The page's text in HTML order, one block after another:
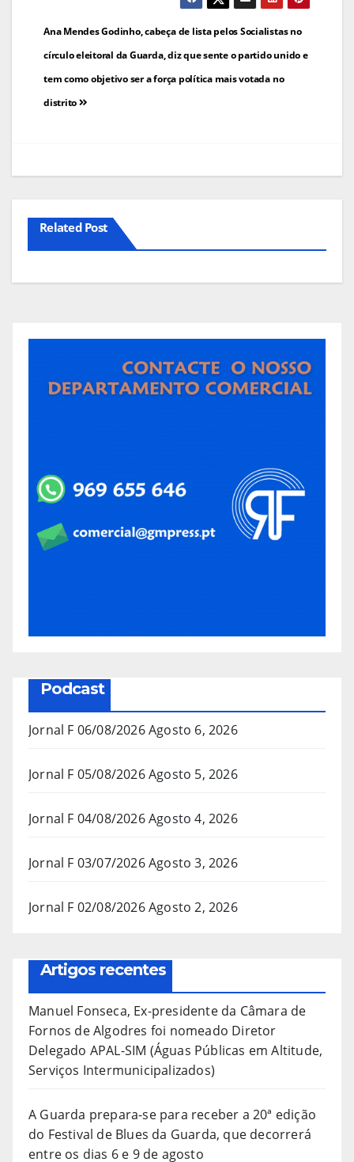
Navegação
de
artigos
Ana Mendes Godinho, cabeça de lista pelos Socialistas no
círculo eleitoral da Guarda, diz que sente o partido unido e
tem como objetivo ser a força política mais votada no
distrito
Related Post
Podcast
Jornal F 06/08/2026Agosto 6, 2026
Jornal F 05/08/2026Agosto 5, 2026
Jornal F 04/08/2026Agosto 4, 2026
Jornal F 03/07/2026Agosto 3, 2026
Jornal F 02/08/2026Agosto 2, 2026
Artigos recentes
Manuel Fonseca, Ex-presidente da Câmara de
Fornos de Algodres foi nomeado Diretor
Delegado APAL-SIM (Águas Públicas em Altitude,
Serviços Intermunicipalizados)
A Guarda prepara-se para receber a 20ª edição
do Festival de Blues da Guarda, que decorrerá
entre os dias 6 e 9 de agosto